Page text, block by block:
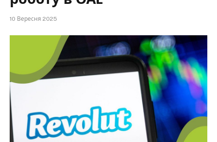
10 Вересня 2025